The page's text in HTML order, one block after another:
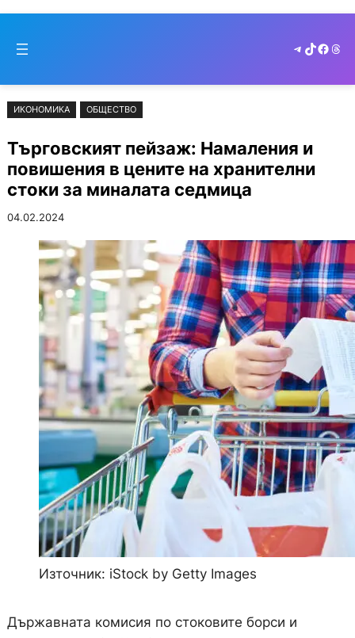
съдържанието
to
Telegram
TikTok
ИКОНОМИКА ОБЩЕСТВО
Търговският пейзаж: Намаления и
повишения в цените на хранителни
стоки за миналата седмица
04.02.2024
Източник: iStock by Getty Images
Държавната комисия по стоковите борси и